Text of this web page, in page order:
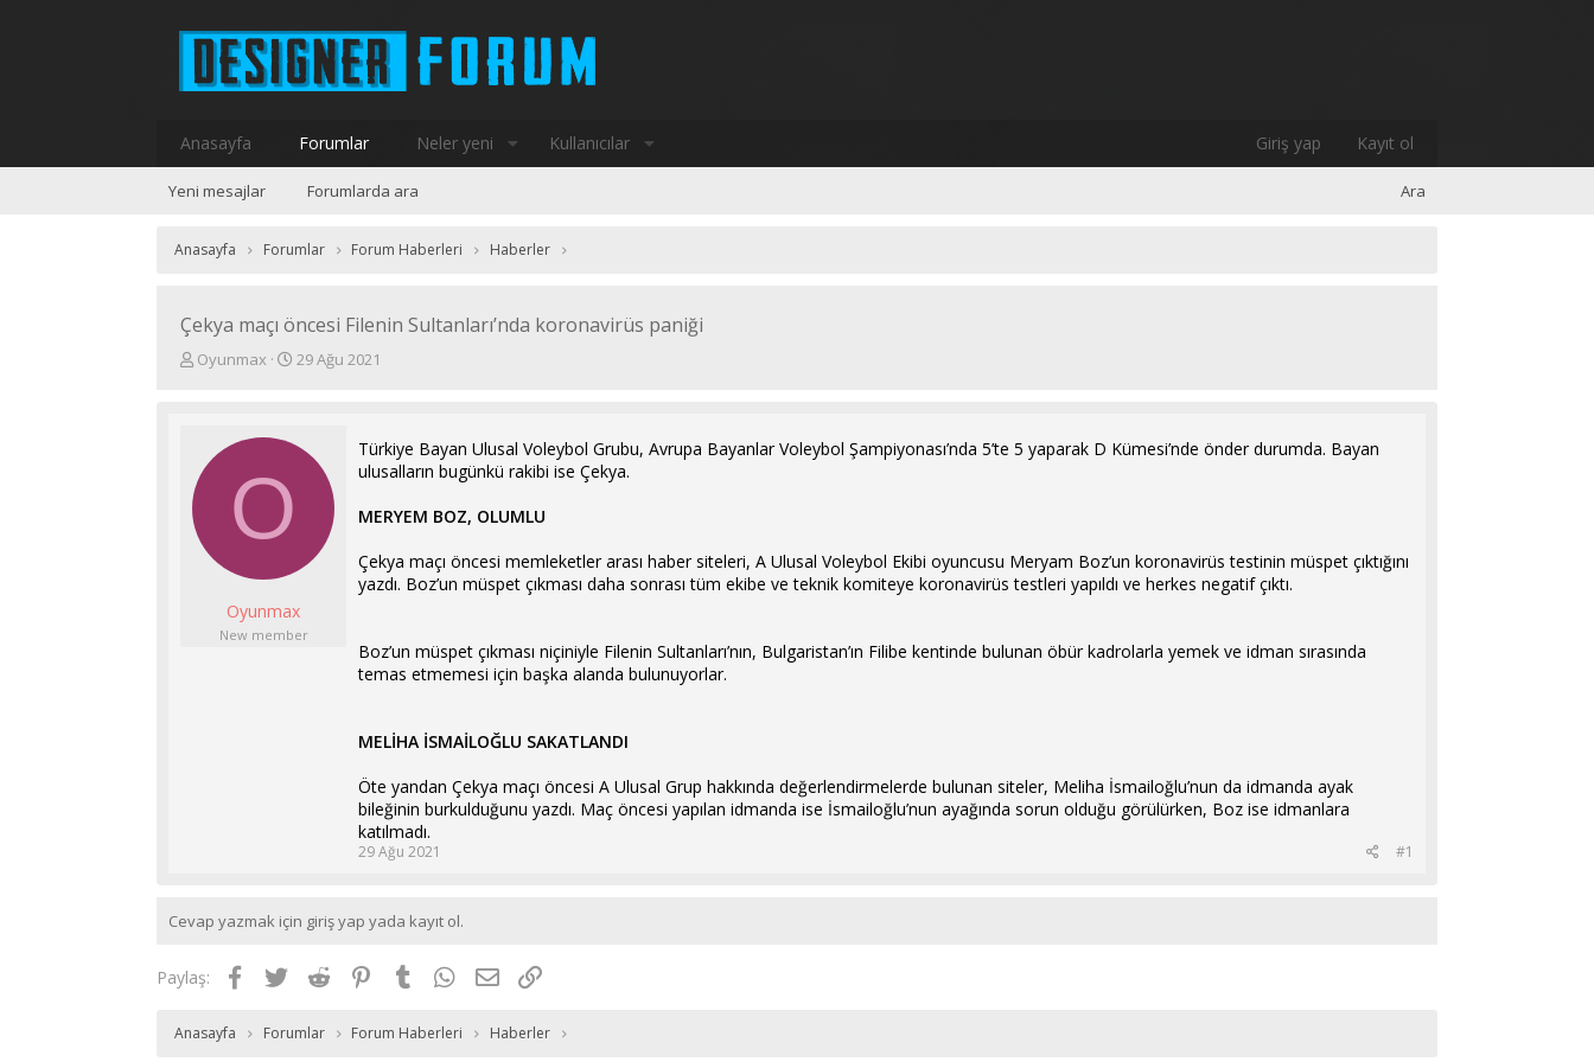
Anasayfa Forumlar Neler yeni Kullanıcılar Giriş yap Kayıt ol
Yeni mesajlar Forumlarda ara Ara
Anasayfa Forumlar Forum Haberleri Haberler
Çekya maçı öncesi Filenin Sultanları’nda koronavirüs paniği
K
u
b
ş
Oyunmax
B
a
a
i
h
29 Ağu 2021
O
Oyunmax
New member
Türkiye Bayan Ulusal Voleybol Grubu, Avrupa Bayanlar Voleybol Şampiyonası’nda 5’te 5 yaparak D Kümesi’nde önder durumda. Bayan
ulusalların bugünkü rakibi ise Çekya.
MERYEM BOZ, OLUMLU
Çekya maçı öncesi memleketler arası haber siteleri, A Ulusal Voleybol Ekibi oyuncusu Meryam Boz’un koronavirüs testinin müspet çıktığını
yazdı. Boz’un müspet çıkması daha sonrası tüm ekibe ve teknik komiteye koronavirüs testleri yapıldı ve herkes negatif çıktı.
Boz’un müspet çıkması niçiniyle Filenin Sultanları’nın, Bulgaristan’ın Filibe kentinde bulunan öbür kadrolarla yemek ve idman sırasında
temas etmemesi için başka alanda bulunuyorlar.
MELİHA İSMAİLOĞLU SAKATLANDI
Öte yandan Çekya maçı öncesi A Ulusal Grup hakkında değerlendirmelerde bulunan siteler, Meliha İsmailoğlu’nun da idmanda ayak
bileğinin burkulduğunu yazdı. Maç öncesi yapılan idmanda ise İsmailoğlu’nun ayağında sorun olduğu görülürken, Boz ise idmanlara
katılmadı.
29 Ağu 2021 #1
Cevap yazmak için giriş yap yada kayıt ol.
Paylaş: Facebook
TwitterReddit PinterestTumblr WhatsApp
E-postaLink
Anasayfa Forumlar Forum Haberleri Haberler